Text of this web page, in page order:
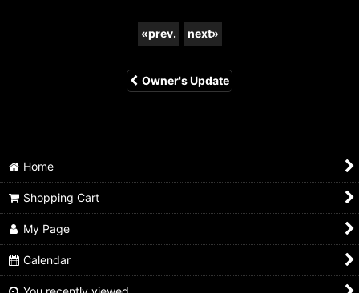
«prev. next»
Owner's Update
Home
Shopping Cart
My Page
Calendar